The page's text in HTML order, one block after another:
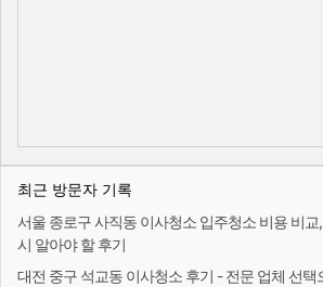
최근 방문자 기록
서울 종로구 사직동 이사청소 입주청소 비용 비
시 알아야 할 후기
대전 중구 석교동 이사청소 후기 - 전문 업체 선